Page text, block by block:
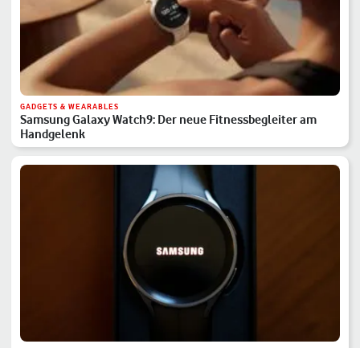
GADGETS & WEARABLES
Samsung Galaxy Watch9: Der neue Fitnessbegleiter am
Handgelenk